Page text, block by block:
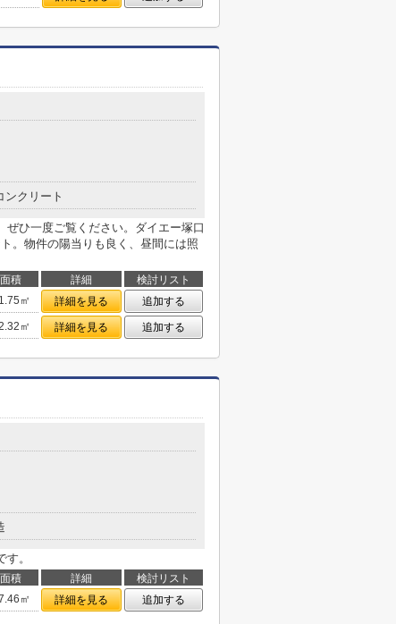
ンクリート
ひ一度ご覧ください。ダイエー塚口
。物件の陽当りも良く、昼間には照
面積 詳細
検討リスト
㎡ 詳細を見る
追加する
㎡ 詳細を見る 追加する
。
面積 詳細
検討リスト
㎡ 詳細を見る 追加する